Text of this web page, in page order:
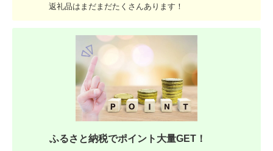
返礼品はまだまだたくさんあります！
ふるさと納税でポイント大量GET！